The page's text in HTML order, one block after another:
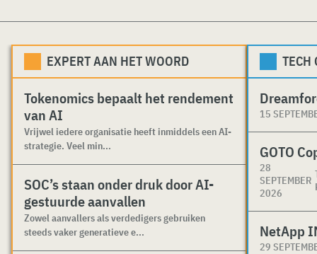
EXPERT AAN HET WOORD
Tokenomics bepaalt het rendement
van AI
Vrijwel iedere organisatie heeft inmiddels een AI-
strategie. Veel min...
SOC’s staan onder druk door AI-
gestuurde aanvallen
Zowel aanvallers als verdedigers gebruiken
steeds vaker generatieve e...
TECH
15
GOTO
28
SEPTEMBER
2026
NetApp
29